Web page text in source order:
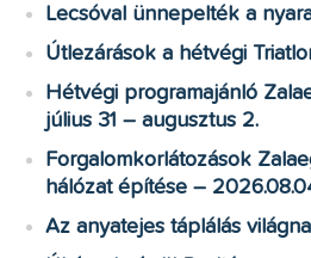
Lecsóval ünnepelték a
Útlezárások a hétvégi
Hétvégi programajánló
július 31 – augusztus 2.
Forgalomkorlátozások
hálózat építése –
Az anyatejes táplálás